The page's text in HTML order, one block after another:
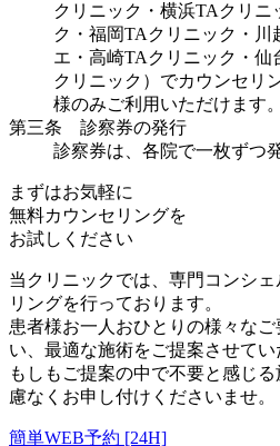
クリニック・横浜TAクリニ
ク・福岡TAクリニック・川
エ・高崎TAクリニック・仙
クリニック）でカウンセリ
様のみご利用いただけます。
第三条 診察券の発行
診察券は、各院で一枚ずつ
まずはお気軽に
無料カウンセリングを
お試しください
当クリニックでは、専門コンシ
リングを行っております。
患者様お一人おひとりの様々な
い、最適な施術をご提案させてい
もしもご提案の中で不要と感じ
慮なくお申し付けくださいませ。
簡単WEB予約 [24H]